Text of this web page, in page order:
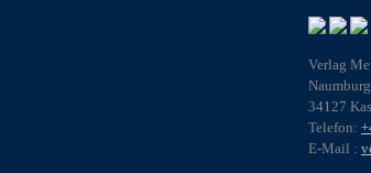
Verlag
34127
Telefon:
E-Mail :